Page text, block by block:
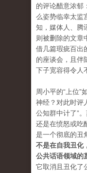
的评论醋意浓郁
么姿势临幸太监
知，媒体人、腾
则被删除的文章
借几篇瑕疵百出
的座谈会，且伴
下子宽容得令人
周小平的“上位”
神经？ 对此时评
公知群中计了”。
还是在愤怒或吃
是一个彻底的丑
不是在自我丑化
公共话语领域的
它取消且丑化了